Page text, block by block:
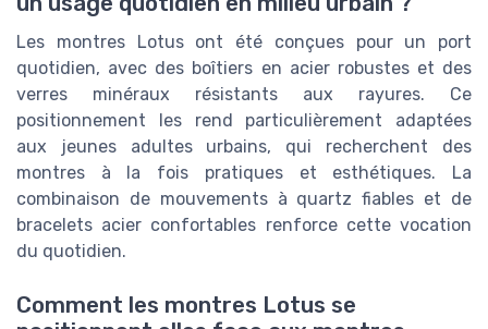
Les montres Lotus ont été conçues pour un port
quotidien, avec des boîtiers en acier robustes et des
verres minéraux résistants aux rayures. Ce
positionnement les rend particulièrement adaptées
aux jeunes adultes urbains, qui recherchent des
montres à la fois pratiques et esthétiques. La
combinaison de mouvements à quartz fiables et de
bracelets acier confortables renforce cette vocation
du quotidien.
Comment les montres Lotus se